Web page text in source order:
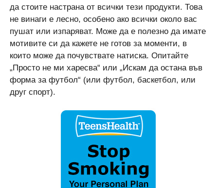
да стоите настрана от всички тези продукти. Това
не винаги е лесно, особено ако всички около вас
пушат или изпаряват. Може да е полезно да имате
мотивите си да кажете не готов за моменти, в
които може да почувствате натиска. Опитайте
„Просто не ми харесва“ или „Искам да остана във
форма за футбол“ (или футбол, баскетбол, или
друг спорт).